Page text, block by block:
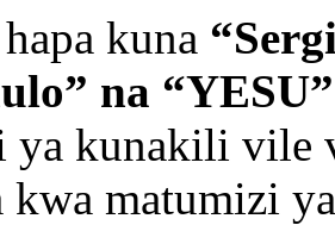
kuna
na “YESU”
ya kunakili
kwa matumizi